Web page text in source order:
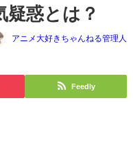
惑とは？
アニメ大好きちゃんねる管理人
Feedly